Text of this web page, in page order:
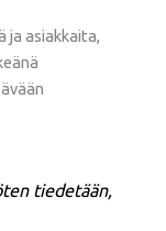
ja asiakkaita,
tiedetään,